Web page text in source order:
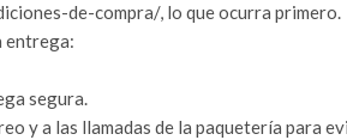
de-compra/, lo que ocurra primero.
entrega:
segura.
y a las llamadas de la paquetería para